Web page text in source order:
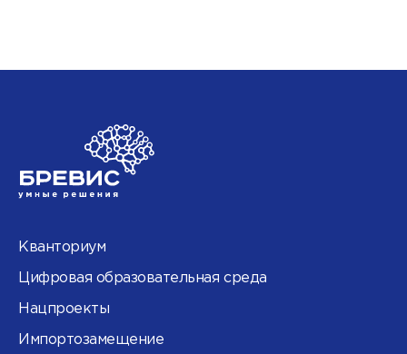
Кванториум
Цифровая образовательная среда
Нацпроекты
Импортозамещение